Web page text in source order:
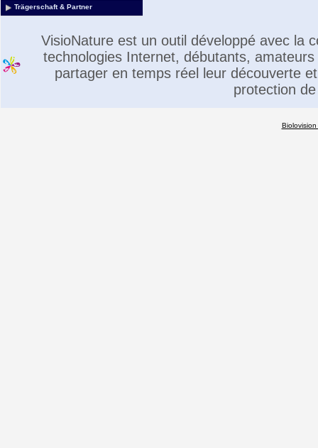
Trägerschaft & Partner
VisioNature est un outil développé avec la
technologies Internet, débutants,
partager en temps réel leur découverte
protection
Biolovision